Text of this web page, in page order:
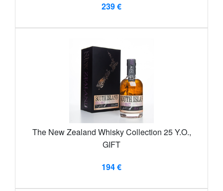
239 €
The New Zealand Whisky Collection 25 Y.O.,
GIFT
194 €